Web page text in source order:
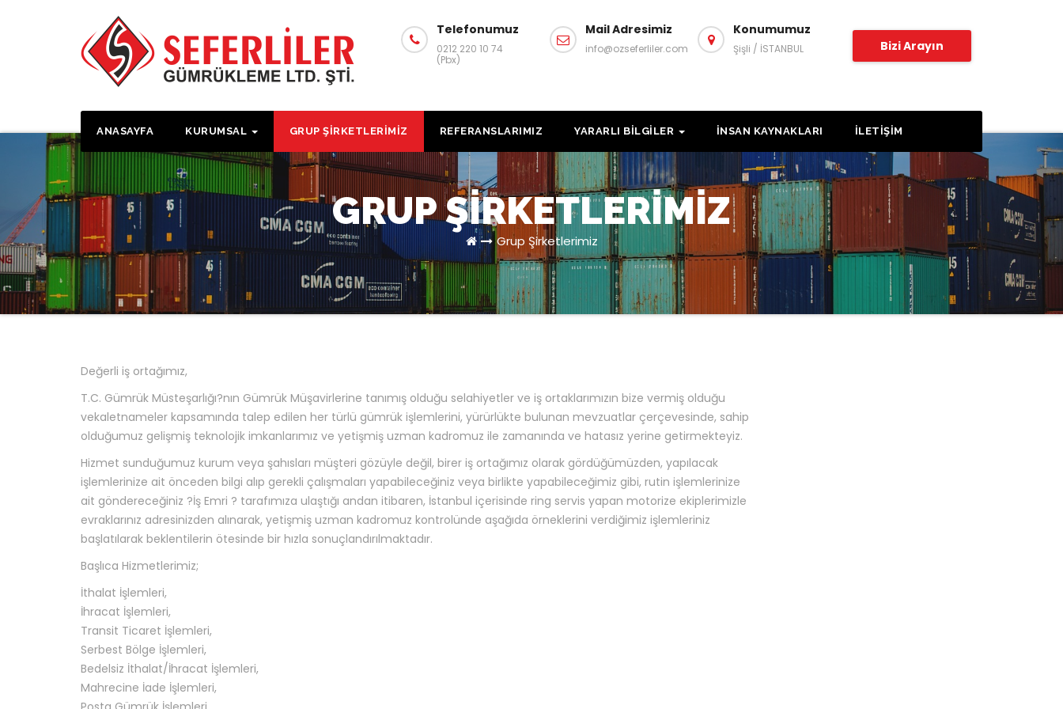
Telefonumuz
0212 220 10 74
(Pbx)
Mail Adresimiz
info@ozseferliler.com
Konumumuz
Şişli / İSTANBUL Bizi Arayın
ANASAYFA KURUMSAL GRUP ŞIRKETLERIMIZ REFERANSLARIMIZ YARARLI BILGILER İNSAN KAYNAKLARI İLETIŞIM
GRUP ŞIRKETLERIMIZ
Grup Şirketlerimiz
Değerli iş ortağımız,
T.C. Gümrük Müsteşarlığı?nın Gümrük Müşavirlerine tanımış olduğu selahiyetler ve iş ortaklarımızın bize vermiş olduğu
vekaletnameler kapsamında talep edilen her türlü gümrük işlemlerini, yürürlükte bulunan mevzuatlar çerçevesinde, sahip
olduğumuz gelişmiş teknolojik imkanlarımız ve yetişmiş uzman kadromuz ile zamanında ve hatasız yerine getirmekteyiz.
Hizmet sunduğumuz kurum veya şahısları müşteri gözüyle değil, birer iş ortağımız olarak gördüğümüzden, yapılacak
işlemlerinize ait önceden bilgi alıp gerekli çalışmaları yapabileceğiniz veya birlikte yapabileceğimiz gibi, rutin işlemlerinize
ait göndereceğiniz ?İş Emri ? tarafımıza ulaştığı andan itibaren, İstanbul içerisinde ring servis yapan motorize ekiplerimizle
evraklarınız adresinizden alınarak, yetişmiş uzman kadromuz kontrolünde aşağıda örneklerini verdiğimiz işlemleriniz
başlatılarak beklentilerin ötesinde bir hızla sonuçlandırılmaktadır.
Başlıca Hizmetlerimiz;
İthalat İşlemleri,
İhracat İşlemleri,
Transit Ticaret İşlemleri,
Serbest Bölge İşlemleri,
Bedelsiz İthalat/İhracat İşlemleri,
Mahrecine İade İşlemleri,